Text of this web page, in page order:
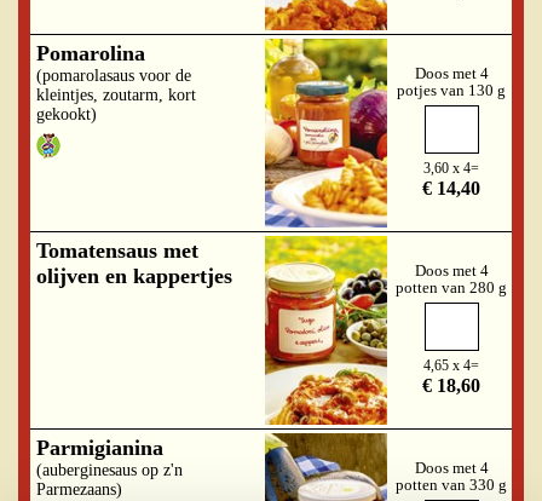
Pomarolina
(pomarolasaus voor de
kleintjes, zoutarm, kort
gekookt)
Doos met 4
potjes van 130 g
3,60 x 4=
€ 14,40
Tomatensaus met
olijven en kappertjes
Doos met 4
potten van 280 g
4,65 x 4=
€ 18,60
Parmigianina
(auberginesaus op z'n
Parmezaans)
Doos met 4
potten van 330 g